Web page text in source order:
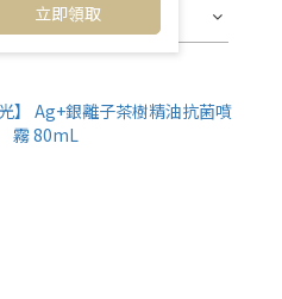
立即領取
每頁顯示 24 個